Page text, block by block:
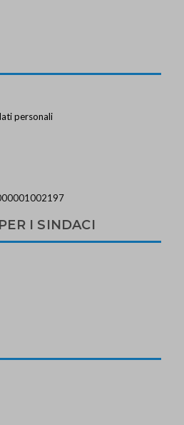
personali
I SINDACI